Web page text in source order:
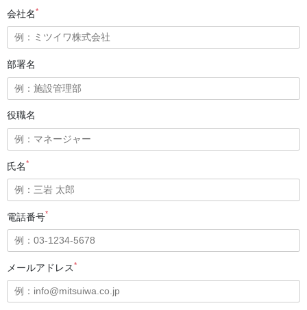
会社名*
部署名
役職名
氏名*
電話番号*
メールアドレス*